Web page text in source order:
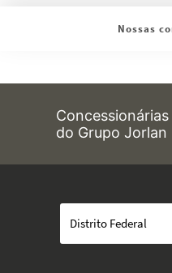
Nossas
Concessionárias
do Grupo Jorlan